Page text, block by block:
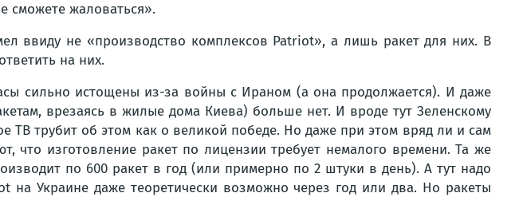
сможете жаловаться».
ввиду не «производство комплексов Patriot», а лишь ракет для них. В
на них.
сильно истощены из-за войны с Ираном (а она продолжается). И даже
врезаясь в жилые дома Киева) больше нет. И вроде тут Зеленскому
ТВ трубит об этом как о великой победе. Но даже при этом вряд ли и сам
изготовление ракет по лицензии требует немалого времени. Та же
по 600 ракет в год (или примерно по 2 штуки в день). А тут надо
на Украине даже теоретически возможно через год или два. Но ракеты